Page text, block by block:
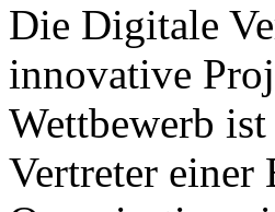
Die Digitale
innovative
Wettbewerb
Vertreter einer